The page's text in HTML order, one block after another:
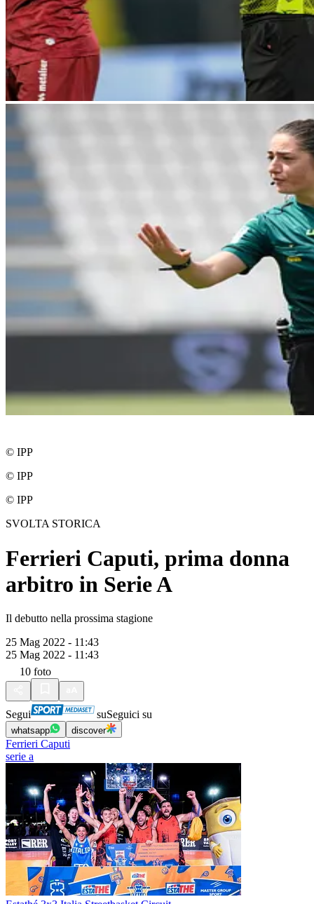
© IPP
© IPP
© IPP
SVOLTA STORICA
Ferrieri Caputi, prima donna
arbitro in Serie A
Il debutto nella prossima stagione
25 Mag 2022 - 11:43
25 Mag 2022 - 11:43
10 foto
Segui suSeguici su
whatsapp discover
Ferrieri Caputi
serie a